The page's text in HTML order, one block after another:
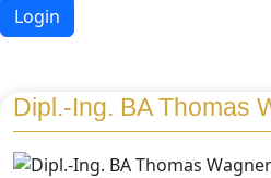
Login
Dipl.-Ing. BA Thomas